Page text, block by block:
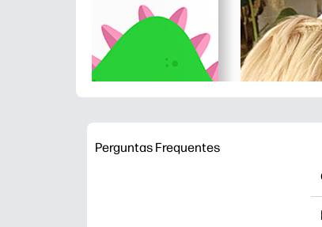
Perguntas Frequentes